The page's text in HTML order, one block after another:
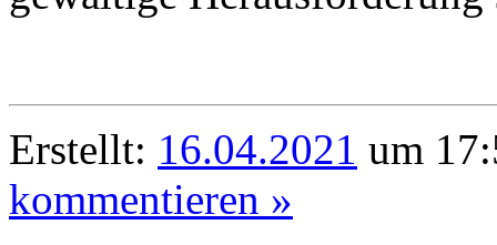
Erstellt: 16.04.2021 um
kommentieren »